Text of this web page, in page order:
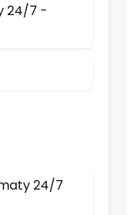
24/7 -
24/7